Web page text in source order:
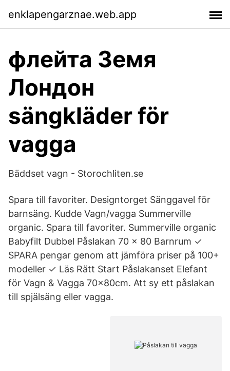
enklapengarznae.web.app
флейта Земя
Лондон
sängkläder för
vagga
Bäddset vagn - Storochliten.se
Spara till favoriter. Designtorget Sänggavel för
barnsäng. Kudde Vagn/vagga Summerville
organic. Spara till favoriter. Summerville organic
Babyfilt Dubbel Påslakan 70 x 80 Barnrum ✓
SPARA pengar genom att jämföra priser på 100+
modeller ✓ Läs Rätt Start Påslakanset Elefant
för Vagn & Vagga 70x80cm. Att sy ett påslakan
till spjälsäng eller vagga.